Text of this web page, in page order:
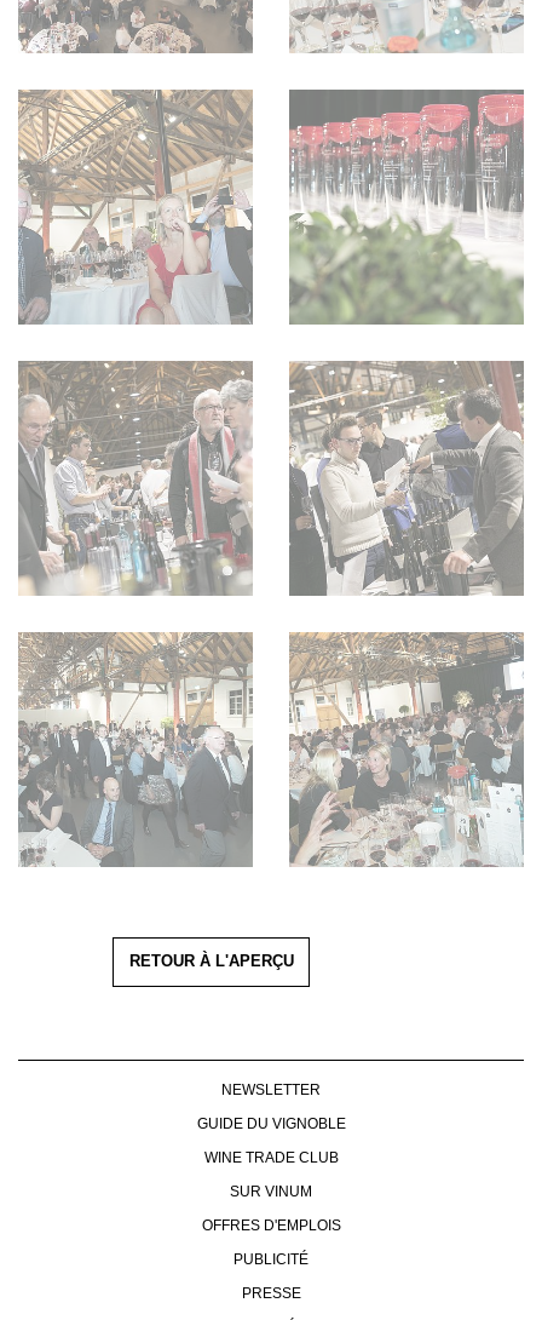
RETOUR À L'APERÇU
NEWSLETTER
GUIDE DU VIGNOBLE
WINE TRADE CLUB
SUR VINUM
OFFRES D'EMPLOIS
PUBLICITÉ
PRESSE